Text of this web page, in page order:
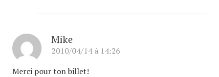
Mike
2010/04/14 à 14:26
Merci pour ton billet!